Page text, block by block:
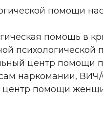
помощи
помощь в
психологической
центр помощи
наркомании,
центр помощи